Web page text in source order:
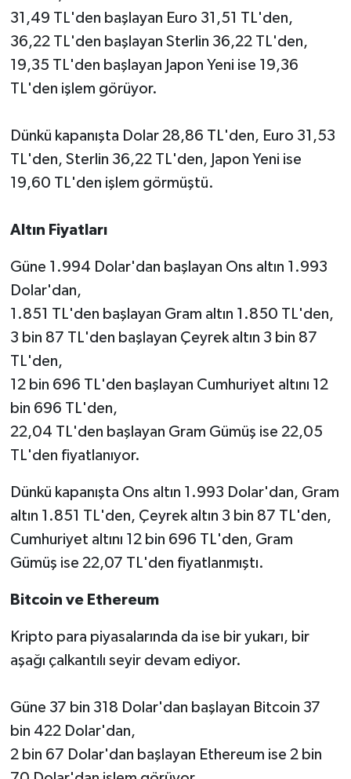
31,49 TL'den başlayan Euro 31,51 TL'den,
36,22 TL'den başlayan Sterlin 36,22 TL'den,
19,35 TL'den başlayan Japon Yeni ise 19,36
TL'den işlem görüyor.
Dünkü kapanışta Dolar 28,86 TL'den, Euro 31,53
TL'den, Sterlin 36,22 TL'den, Japon Yeni ise
19,60 TL'den işlem görmüştü.
Altın Fiyatları
Güne 1.994 Dolar'dan başlayan Ons altın 1.993
Dolar'dan,
1.851 TL'den başlayan Gram altın 1.850 TL'den,
3 bin 87 TL'den başlayan Çeyrek altın 3 bin 87
TL'den,
12 bin 696 TL'den başlayan Cumhuriyet altını 12
bin 696 TL'den,
22,04 TL'den başlayan Gram Gümüş ise 22,05
TL'den fiyatlanıyor.
Dünkü kapanışta Ons altın 1.993 Dolar'dan, Gram
altın 1.851 TL'den, Çeyrek altın 3 bin 87 TL'den,
Cumhuriyet altını 12 bin 696 TL'den, Gram
Gümüş ise 22,07 TL'den fiyatlanmıştı.
Bitcoin ve Ethereum
Kripto para piyasalarında da ise bir yukarı, bir
aşağı çalkantılı seyir devam ediyor.
Güne 37 bin 318 Dolar'dan başlayan Bitcoin 37
bin 422 Dolar'dan,
2 bin 67 Dolar'dan başlayan Ethereum ise 2 bin